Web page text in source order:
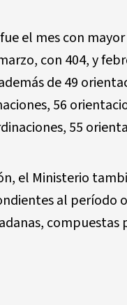
el mes con
con 404, y
de 49
56
55
el Ministerio
al período
compuestas